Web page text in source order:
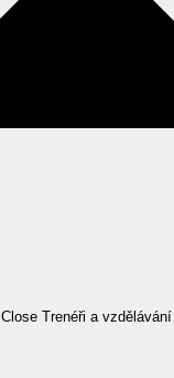
Close Trenéři a vzdělávání